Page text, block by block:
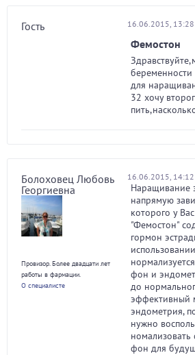
Гость 16.06.2015, 13:28
Фемостон
для
32 хочу
Болоховец Любовь
Георгиевна
Провизор. Более двадцати лет
работы в фармации.
О специалисте
16.06.2015, 14:12
Наращивание
напрямую
которого у
"Фемостон"
гормон
фон и
до
эффективный
эндометрия,
нужно
фон для